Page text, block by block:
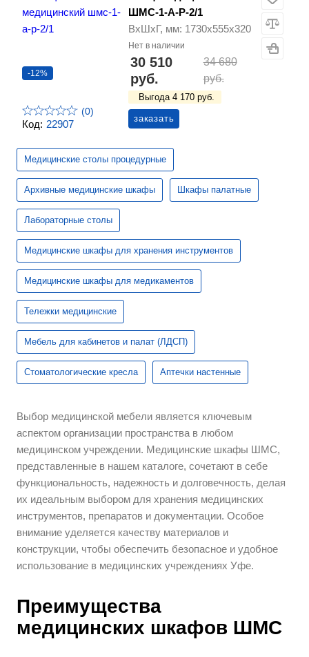
Код: 22907
-12%
(0)
ШМС-1-А-Р-2/1
ВхШхГ, мм: 1730х555х320
Нет в наличии
30 510
руб.
34 680
руб.
Выгода 4 170 руб.
заказать
Медицинские столы процедурные
Архивные медицинские шкафы Шкафы палатные
Лабораторные столы
Медицинские шкафы для хранения инструментов
Медицинские шкафы для медикаментов
Тележки медицинские
Мебель для кабинетов и палат (ЛДСП)
Стоматологические кресла Аптечки настенные
Выбор медицинской мебели является ключевым
аспектом организации пространства в любом
медицинском учреждении. Медицинские шкафы ШМС,
представленные в нашем каталоге, сочетают в себе
функциональность, надежность и долговечность, делая
их идеальным выбором для хранения медицинских
инструментов, препаратов и документации. Особое
внимание уделяется качеству материалов и
конструкции, чтобы обеспечить безопасное и удобное
использование в медицинских учреждениях Уфе.
Преимущества
медицинских шкафов ШМС